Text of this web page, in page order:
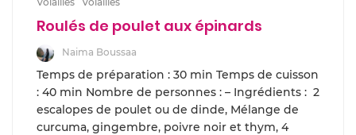
Roulés de poulet aux épinards
Naima Boussaa
Temps de préparation : 30 min Temps de cuisson
: 40 min Nombre de personnes : – Ingrédients : 2
escalopes de poulet ou de dinde, Mélange de
curcuma, gingembre, poivre noir et thym, 4